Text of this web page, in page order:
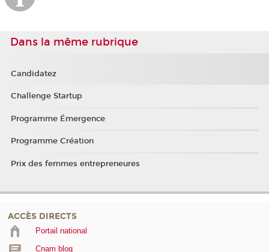
Dans la même rubrique
Candidatez
Challenge Startup
Programme Émergence
Programme Création
Prix des femmes entrepreneures
ACCÈS DIRECTS
Portail national
Cnam blog